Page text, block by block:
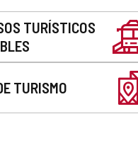
TURÍSTICOS
TURISMO